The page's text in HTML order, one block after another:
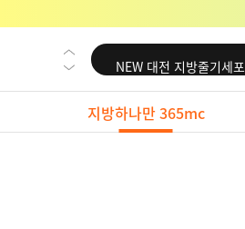
NEW 교대 지방줄기세
NEW 대전 지방줄기세
NEW 노원 지방줄기세
NEW 미국 LA점
지방하나만 365mc